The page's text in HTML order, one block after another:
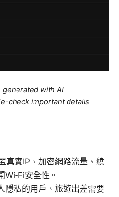
with AI
check important details
真實IP、加密網路流量、繞
安全性。
隱私的用戶、旅遊出差需要